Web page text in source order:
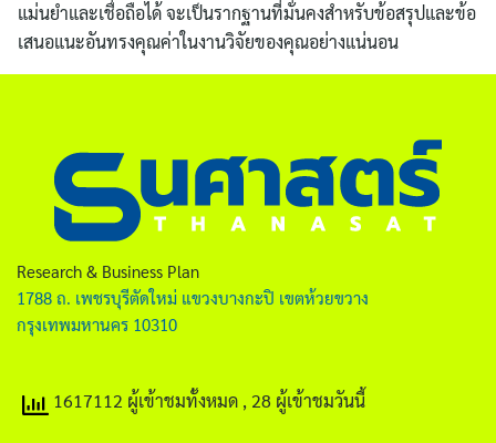
แม่นยำและเชื่อถือได้ จะเป็นรากฐานที่มั่นคงสำหรับข้อสรุปและข้อ
เสนอแนะอันทรงคุณค่าในงานวิจัยของคุณอย่างแน่นอน
Research & Business Plan
1788 ถ. เพชรบุรีตัดใหม่ แขวงบางกะปิ เขตห้วยขวาง
กรุงเทพมหานคร 10310
1617112 ผู้เข้าชมทั้งหมด , 28 ผู้เข้าชมวันนี้